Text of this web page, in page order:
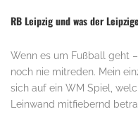
RB Leipzig und was der
Wenn es um Fußball geht
noch nie mitreden. Mein
sich auf ein WM Spiel,
Leinwand mitfiebernd